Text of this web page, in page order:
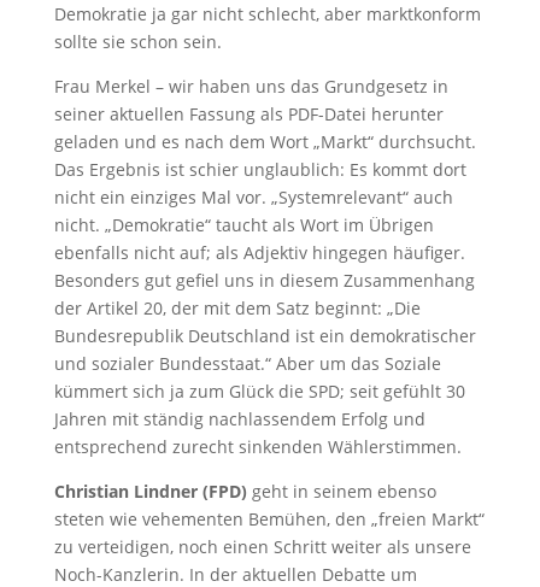
Demokratie ja gar nicht schlecht, aber marktkonform
sollte sie schon sein.
Frau Merkel – wir haben uns das Grundgesetz in
seiner aktuellen Fassung als PDF-Datei herunter
geladen und es nach dem Wort „Markt“ durchsucht.
Das Ergebnis ist schier unglaublich: Es kommt dort
nicht ein einziges Mal vor. „Systemrelevant“ auch
nicht. „Demokratie“ taucht als Wort im Übrigen
ebenfalls nicht auf; als Adjektiv hingegen häufiger.
Besonders gut gefiel uns in diesem Zusammenhang
der Artikel 20, der mit dem Satz beginnt: „Die
Bundesrepublik Deutschland ist ein demokratischer
und sozialer Bundesstaat.“ Aber um das Soziale
kümmert sich ja zum Glück die SPD; seit gefühlt 30
Jahren mit ständig nachlassendem Erfolg und
entsprechend zurecht sinkenden Wählerstimmen.
Christian Lindner (FPD) geht in seinem ebenso
steten wie vehementen Bemühen, den „freien Markt“
zu verteidigen, noch einen Schritt weiter als unsere
Noch-Kanzlerin. In der aktuellen Debatte um